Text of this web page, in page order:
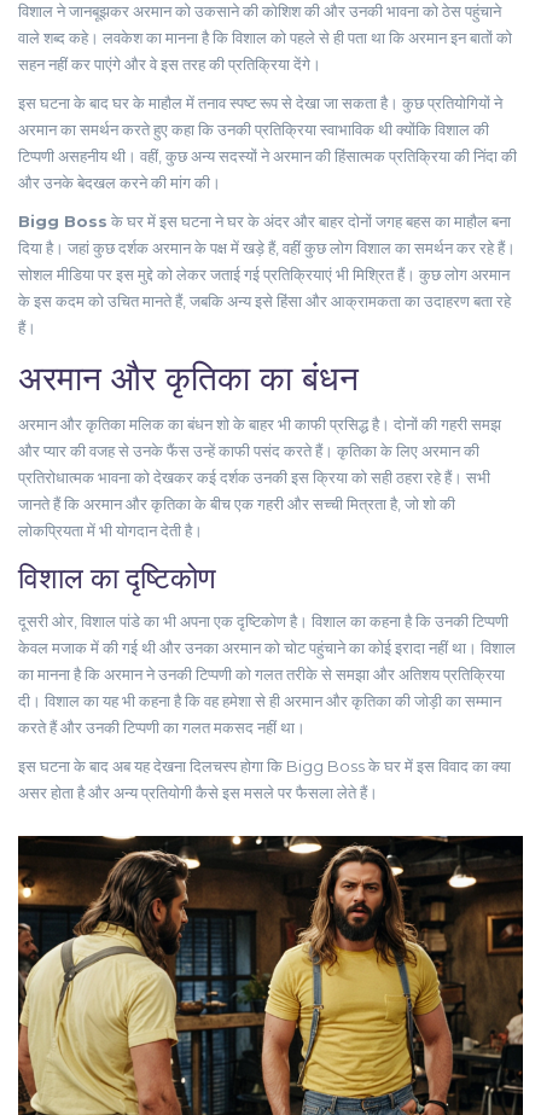
विशाल ने जानबूझकर अरमान को उकसाने की कोशिश की और उनकी भावना को ठेस पहुंचाने
वाले शब्द कहे। लवकेश का मानना है कि विशाल को पहले से ही पता था कि अरमान इन बातों को
सहन नहीं कर पाएंगे और वे इस तरह की प्रतिक्रिया देंगे।
इस घटना के बाद घर के माहौल में तनाव स्पष्ट रूप से देखा जा सकता है। कुछ प्रतियोगियों ने
अरमान का समर्थन करते हुए कहा कि उनकी प्रतिक्रिया स्वाभाविक थी क्योंकि विशाल की
टिप्पणी असहनीय थी। वहीं, कुछ अन्य सदस्यों ने अरमान की हिंसात्मक प्रतिक्रिया की निंदा की
और उनके बेदखल करने की मांग की।
Bigg Boss के घर में इस घटना ने घर के अंदर और बाहर दोनों जगह बहस का माहौल बना
दिया है। जहां कुछ दर्शक अरमान के पक्ष में खड़े हैं, वहीं कुछ लोग विशाल का समर्थन कर रहे हैं।
सोशल मीडिया पर इस मुद्दे को लेकर जताई गई प्रतिक्रियाएं भी मिश्रित हैं। कुछ लोग अरमान
के इस कदम को उचित मानते हैं, जबकि अन्य इसे हिंसा और आक्रामकता का उदाहरण बता रहे
हैं।
अरमान और कृतिका का बंधन
अरमान और कृतिका मलिक का बंधन शो के बाहर भी काफी प्रसिद्ध है। दोनों की गहरी समझ
और प्यार की वजह से उनके फैंस उन्हें काफी पसंद करते हैं। कृतिका के लिए अरमान की
प्रतिरोधात्मक भावना को देखकर कई दर्शक उनकी इस क्रिया को सही ठहरा रहे हैं। सभी
जानते हैं कि अरमान और कृतिका के बीच एक गहरी और सच्ची मित्रता है, जो शो की
लोकप्रियता में भी योगदान देती है।
विशाल का दृष्टिकोण
दूसरी ओर, विशाल पांडे का भी अपना एक दृष्टिकोण है। विशाल का कहना है कि उनकी टिप्पणी
केवल मजाक में की गई थी और उनका अरमान को चोट पहुंचाने का कोई इरादा नहीं था। विशाल
का मानना है कि अरमान ने उनकी टिप्पणी को गलत तरीके से समझा और अतिशय प्रतिक्रिया
दी। विशाल का यह भी कहना है कि वह हमेशा से ही अरमान और कृतिका की जोड़ी का सम्मान
करते हैं और उनकी टिप्पणी का गलत मकसद नहीं था।
इस घटना के बाद अब यह देखना दिलचस्प होगा कि Bigg Boss के घर में इस विवाद का क्या
असर होता है और अन्य प्रतियोगी कैसे इस मसले पर फैसला लेते हैं।